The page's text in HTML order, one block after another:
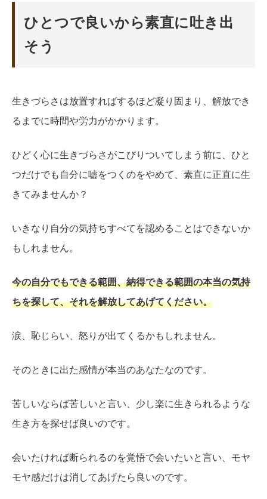
ひとつで良いから素直に吐き出
そう
生きづらさは放置すればするほど凝り固まり、解放でき
るまでに時間や労力がかかります。
ひどく心に生きづらさがこびりついてしまう前に、ひと
つだけでも自分に嘘をつくのをやめて、素直に正直に生
きてみませんか？
いきなり自分の気持ちすべてを認めることはできないか
もしれません。
今の自分でもできる範囲、納得できる範囲の本当の気持
ちを探して、それを解放してあげてください。
涙、恥じらい、怒りが出てくるかもしれません。
そのときに出た感情が本当のあなたなのです。
苦しいならば苦しいと言い、少し楽に生きられるような
生き方を探せば良いのです。
会いたければ断られるのを覚悟で会いたいと言い、モヤ
モヤ感だけは消してあげたら良いのです。